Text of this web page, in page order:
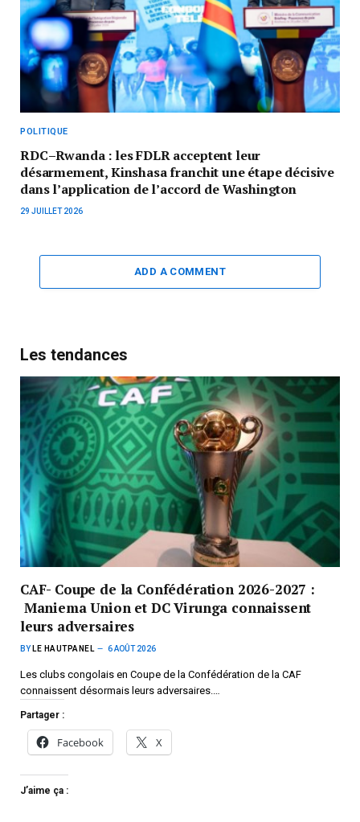
POLITIQUE
RDC–Rwanda : les FDLR acceptent leur
désarmement, Kinshasa franchit une étape décisive
dans l’application de l’accord de Washington
29 JUILLET 2026
ADD A COMMENT
Les tendances
CAF- Coupe de la Confédération 2026-2027 :
Maniema Union et DC Virunga connaissent
leurs adversaires
BY LE HAUTPANEL 6 AOÛT 2026
Les clubs congolais en Coupe de la Confédération de la CAF
connaissent désormais leurs adversaires.…
Partager :
Facebook X
J’aime ça :